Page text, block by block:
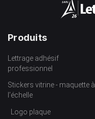
Produits
Lettrage adhésif
professionnel
Stickers vitrine - maquette à
l’échelle
Logo plaque